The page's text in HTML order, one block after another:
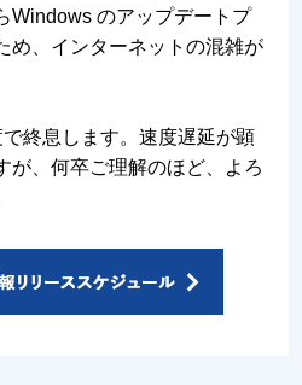
Windows のアップデートプ
め、インターネットの混雑が
終息します。速度遅延が顕
が、何卒ご理解のほど、よろ